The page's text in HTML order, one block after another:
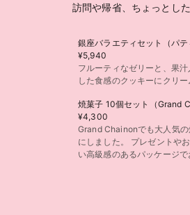
訪問や帰省、ちょっとし
銀座バラエティセット（パテ
¥5,940
フルーティなゼリーと、果
した食感のクッキーにクリ
焼菓子 10個セット（Grand
¥4,300
Grand Chainonでも大人気
にしました。 プレゼントや
い高級感のあるパッケージで